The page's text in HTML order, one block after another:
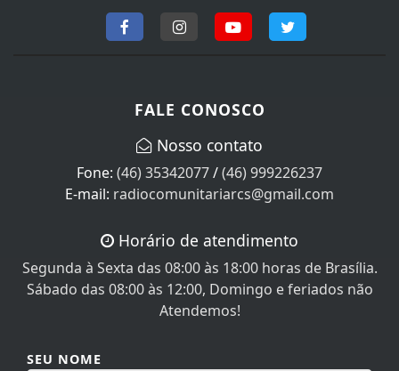
FALE CONOSCO
Nosso contato
Fone: (46) 35342077/(46) 999226237
E-mail: radiocomunitariarcs@gmail.com
Horário de atendimento
Segunda à Sexta das 08:00 às 18:00 horas de Brasília.
Sábado das 08:00 às 12:00, Domingo e feriados não
Atendemos!
SEU NOME